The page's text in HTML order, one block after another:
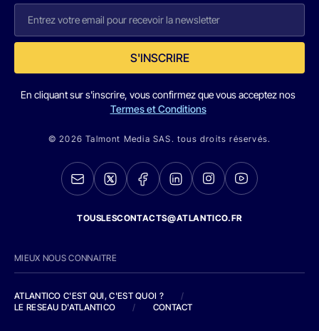
S'INSCRIRE
En cliquant sur s'inscrire, vous confirmez que vous acceptez nos
Termes et Conditions
© 2026 Talmont Media SAS. tous droits réservés.
TOUSLESCONTACTS@ATLANTICO.FR
MIEUX NOUS CONNAITRE
ATLANTICO C'EST QUI, C'EST QUOI ?
/
LE RESEAU D'ATLANTICO
/ CONTACT